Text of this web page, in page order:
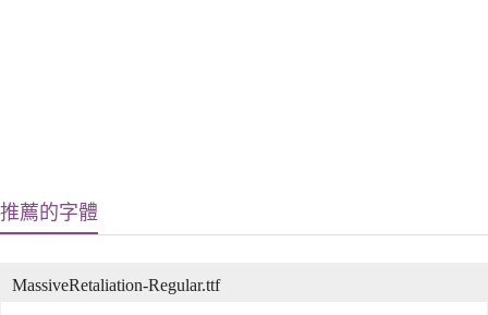
推薦的字體
MassiveRetaliation-Regular.ttf